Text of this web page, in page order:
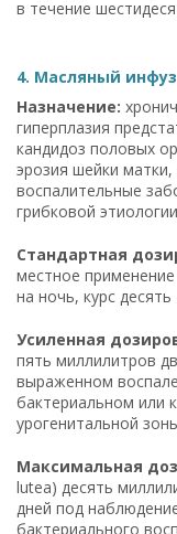
в течение
4. Масляный
Назначение:
гиперплазия
кандидоз половых
эрозия шейки
воспалительные
грибковой этиологии
Стандартная
местное
на ночь, курс
Усиленная
пять миллилитров
выраженном
бактериальном или
урогенитальной
Максимальная
lutea) десять
дней под
бактериального